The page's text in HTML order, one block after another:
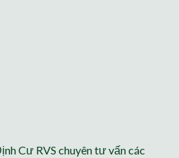
Cư RVS chuyên tư vấn các